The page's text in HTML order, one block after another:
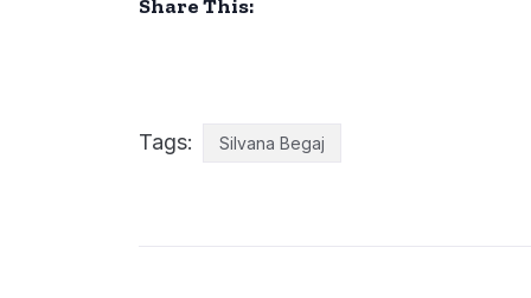
Share This:
Tags: Silvana Begaj